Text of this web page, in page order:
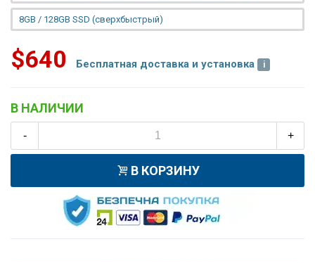
8GB / 128GB SSD (сверхбыстрый)
$640 Бесплатная доставка и установка
В НАЛИЧИИ
- +
В КОРЗИНУ